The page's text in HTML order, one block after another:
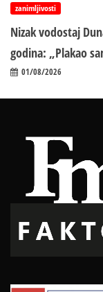
zanimljivosti
Nizak vodostaj
godina: „Plakao
01/08/2026